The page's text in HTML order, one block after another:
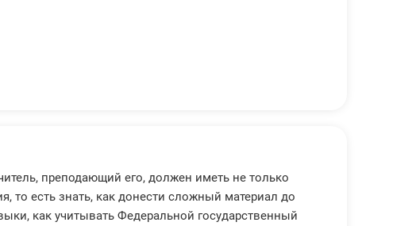
преподающий его, должен иметь не только
то есть знать, как донести сложный материал до
как учитывать Федеральной государственный